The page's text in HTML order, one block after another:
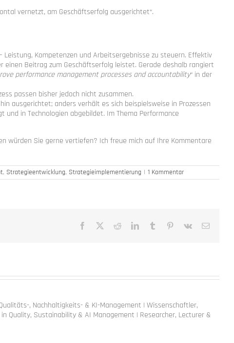
vernetzt, am Geschäftserfolg ausgerichtet“.
Leistung, Kompetenzen und Arbeitsergebnisse zu steuern. Effektiv
Beitrag zum Geschäftserfolg leistet. Gerade deshalb rangiert
performance management processes and accountability“ in der
passen bisher jedoch nicht zusammen.
ausgerichtet; anders verhält es sich beispielsweise in Prozessen
in Technologien abgebildet. Im Thema Performance
würden Sie gerne vertiefen? Ich freue mich auf Ihre Kommentare
, Strategieentwicklung, Strategieimplementierung | 1 Kommentar
Facebook RedditLinkedInTumblr Pinterest
Vk
E-
, Nachhaltigkeits- & KI-Management | Wissenschaftler,
Sustainability & AI Management | Researcher, Lecturer &